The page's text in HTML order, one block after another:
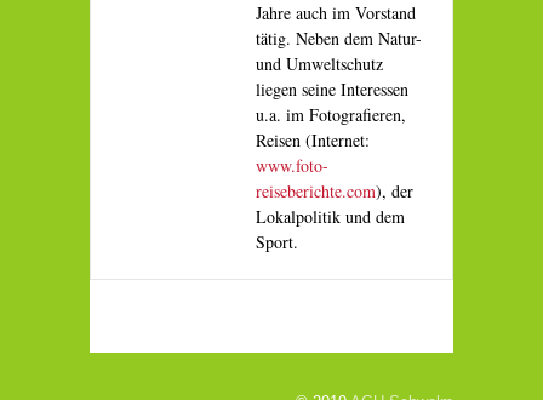
Jahre auch im Vorstand
tätig. Neben dem Natur-
und Umweltschutz
liegen seine Interessen
u.a. im Fotografieren,
Reisen (Internet:
www.foto-
reiseberichte.com), der
Lokalpolitik und dem
Sport.